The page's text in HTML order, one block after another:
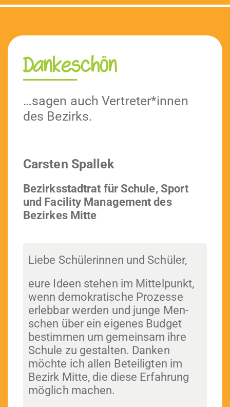
Dankeschön
…sagen auch Vertreter*innen
des Bezirks.
Carsten Spallek
Bezirksstad­trat für Schule, Sport
und Facil­i­ty Man­age­ment des
Bezirkes Mitte
Liebe Schü­lerin­nen und Schüler,
eure Ideen ste­hen im Mit­telpunkt,
wenn demokratis­che Prozesse
erleb­bar wer­den und junge Men­
schen über ein eigenes Bud­get
bes­tim­men um gemein­sam ihre
Schule zu gestal­ten. Danken
möchte ich allen Beteiligten im
Bezirk Mitte, die diese Erfahrung
möglich machen.